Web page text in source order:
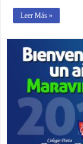
Leer Más »